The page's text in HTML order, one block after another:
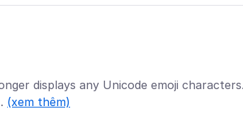
displays any Unicode emoji
(xem thêm)